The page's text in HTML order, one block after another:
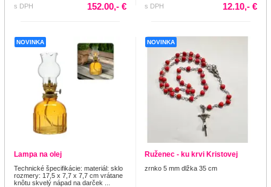
s DPH
152.00,- €
s DPH
12.10,- €
NOVINKA
Lampa na olej
Technické špecifikácie: materiál: sklo
rozmery: 17,5 x 7,7 x 7,7 cm vrátane
knôtu skvelý nápad na darček ...
NOVINKA
Ruženec - ku krvi Kristovej
zrnko 5 mm dlžka 35 cm